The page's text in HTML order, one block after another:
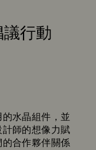
行動
水晶組件，並
師的想像力賦
合作夥伴關係